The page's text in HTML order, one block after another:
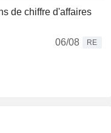
de chiffre d'affaires
06/08
RE